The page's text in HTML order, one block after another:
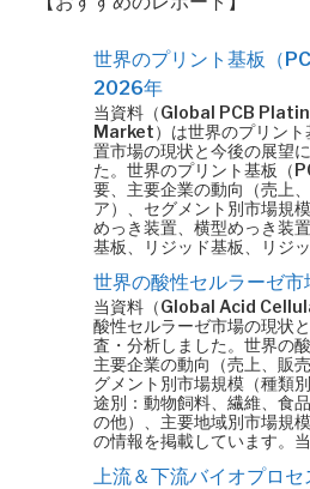
世界のプリント基板（
2026年
当資料（Global PCB
Market）は世界のプリント
置市場の現状と今後の展望
た。世界のプリント基板（
要、主要企業の動向（売上
ア）、セグメント別市場規
めっき装置、横型めっき装
基板、リジッド基板、リジ
世界の酸性セルラーゼ
当資料（Global Acid
酸性セルラーゼ市場の現状
査・分析しました。世界の
主要企業の動向（売上、販
グメント別市場規模（種類
途別：動物飼料、繊維、食
の他）、主要地域別市場規
の情報を掲載しています。
上流＆下流バイオプロ